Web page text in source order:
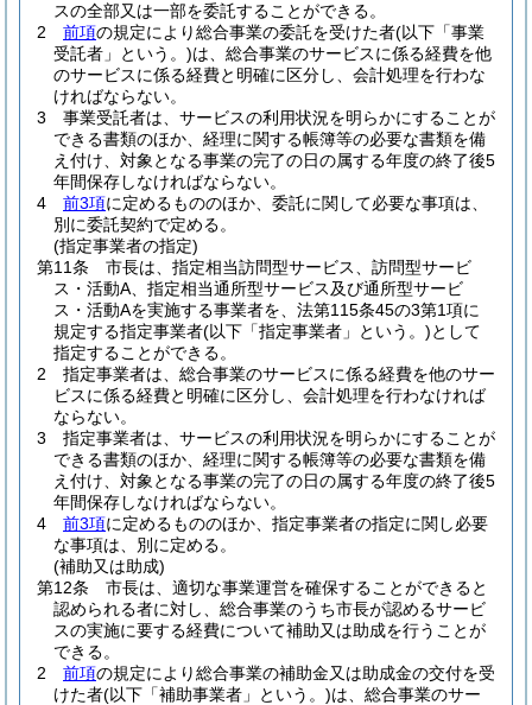
スの全部又は一部を委託することができる。
2
前項の規定により総合事業の委託を受けた者(以下「事業
受託者」という。)は、総合事業のサービスに係る経費を他
のサービスに係る経費と明確に区分し、会計処理を行わな
ければならない。
3
事業受託者は、サービスの利用状況を明らかにすることが
できる書類のほか、経理に関する帳簿等の必要な書類を備
え付け、対象となる事業の完了の日の属する年度の終了後5
年間保存しなければならない。
4
前3項に定めるもののほか、委託に関して必要な事項は、
別に委託契約で定める。
(指定事業者の指定)
第11条
市長は、指定相当訪問型サービス、訪問型サービ
ス・活動A、指定相当通所型サービス及び通所型サービ
ス・活動Aを実施する事業者を、法第115条45の3第1項に
規定する指定事業者(以下「指定事業者」という。)として
指定することができる。
2
指定事業者は、総合事業のサービスに係る経費を他のサー
ビスに係る経費と明確に区分し、会計処理を行わなければ
ならない。
3
指定事業者は、サービスの利用状況を明らかにすることが
できる書類のほか、経理に関する帳簿等の必要な書類を備
え付け、対象となる事業の完了の日の属する年度の終了後5
年間保存しなければならない。
4
前3項に定めるもののほか、指定事業者の指定に関し必要
な事項は、別に定める。
(補助又は助成)
第12条
市長は、適切な事業運営を確保することができると
認められる者に対し、総合事業のうち市長が認めるサービ
スの実施に要する経費について補助又は助成を行うことが
できる。
2
前項の規定により総合事業の補助金又は助成金の交付を受
けた者(以下「補助事業者」という。)は、総合事業のサー